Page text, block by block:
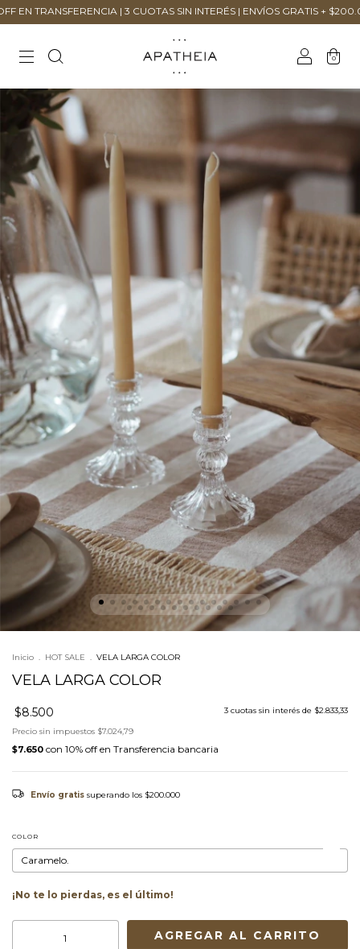
TRANSFERENCIA | 3 CUOTAS SIN INTERÉS | ENVÍOS GRATIS + $200.000
0
Inicio . HOT SALE . VELA LARGA COLOR
VELA LARGA COLOR
$8.500 3 cuotas sin interés de $2.833,33
Precio sin impuestos $7.024,79
$7.650 con Transferencia bancaria
Envío gratis superando los $200.000
COLOR
¡No te lo pierdas, es el último!